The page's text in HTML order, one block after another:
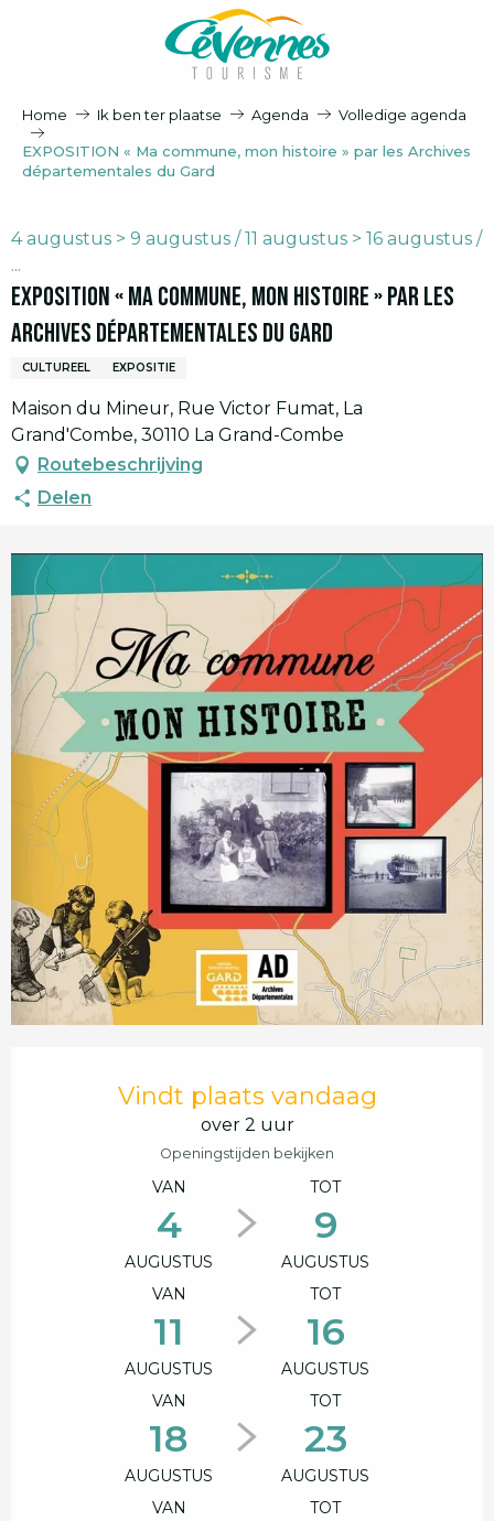
Home Ik ben ter plaatse Agenda Volledige agenda
EXPOSITION « Ma commune, mon histoire » par les Archives
départementales du Gard
4 augustus > 9 augustus / 11 augustus > 16 augustus /
...
EXPOSITION « Ma commune, mon histoire » par les
Archives départementales du Gard
CULTUREEL EXPOSITIE
Maison du Mineur, Rue Victor Fumat, La
Grand'Combe, 30110 La Grand-Combe
Routebeschrijving
Delen
Vindt plaats vandaag
over 2 uur
Openingstijden bekijken
VAN
4
AUGUSTUS
TOT
9
AUGUSTUS
VAN
11
AUGUSTUS
TOT
16
AUGUSTUS
VAN
18
AUGUSTUS
TOT
23
AUGUSTUS
VAN
TOT